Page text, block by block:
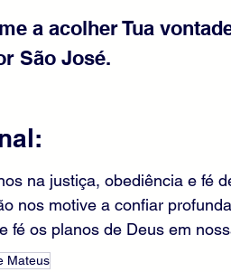
a acolher Tua
São José.
na justiça, obediência e fé
nos motive a confiar
fé os planos de Deus em
Mateus